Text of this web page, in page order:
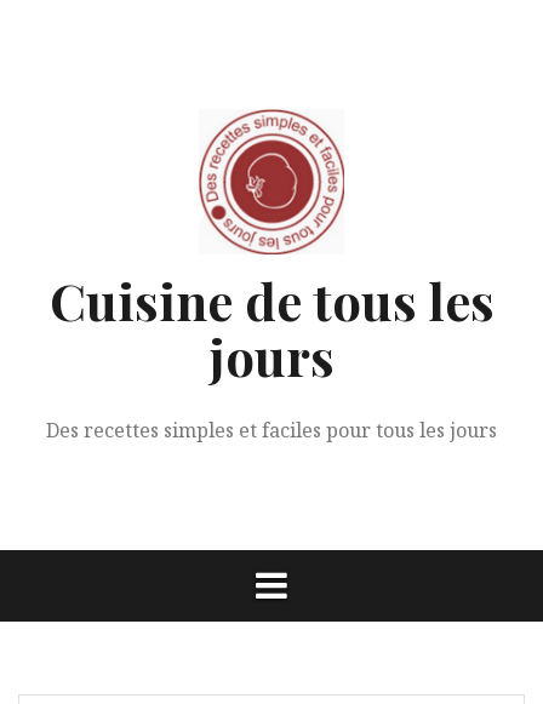
Cuisine de tous les
jours
Des recettes simples et faciles pour tous les jours